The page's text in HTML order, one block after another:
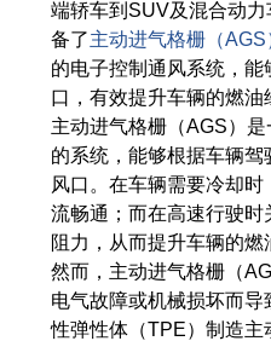
可持续性发展
可持续性发展
可持续 TPE 解决方案
产品碳足迹值计算器
ISCC PLUS 认证
GRS认证
可持续发展词汇表
端轿车到SUV及混合动
备了主动进气格栅（AGS
的电子控制通风系统，
口，有效提升车辆的燃油
主动进气格栅（AGS）
的系统，能够根据车辆
风口。在车辆需要冷却
流畅通；而在高速行驶
阻力，从而提升车辆的燃
然而，主动进气格栅（
电气故障或机械损坏而
性弹性体（TPE）制造